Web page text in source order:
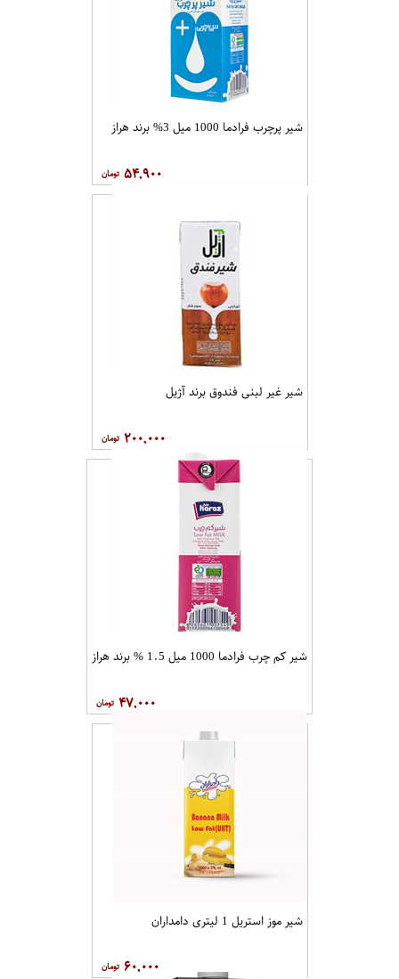
شیر پرچرب فرادما 1000 میل 3% برند هراز
۵۴,۹۰۰
شیر غیر لبنی فندوق برند آژیل
۲۰۰,۰۰۰
شیر کم چرب فرادما 1000 میل 1.5 % برند هراز
۴۷,۰۰۰
شیر موز استریل 1 لیتری دامداران
۶۰,۰۰۰